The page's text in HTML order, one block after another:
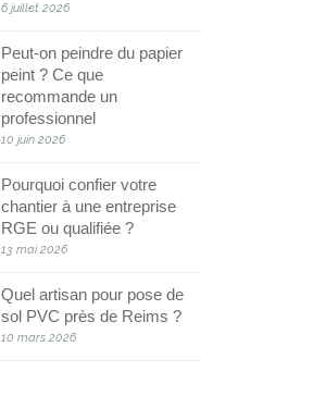
6 juillet 2026
Peut-on peindre du papier
peint ? Ce que
recommande un
professionnel
10 juin 2026
Pourquoi confier votre
chantier à une entreprise
RGE ou qualifiée ?
13 mai 2026
Quel artisan pour pose de
sol PVC près de Reims ?
10 mars 2026